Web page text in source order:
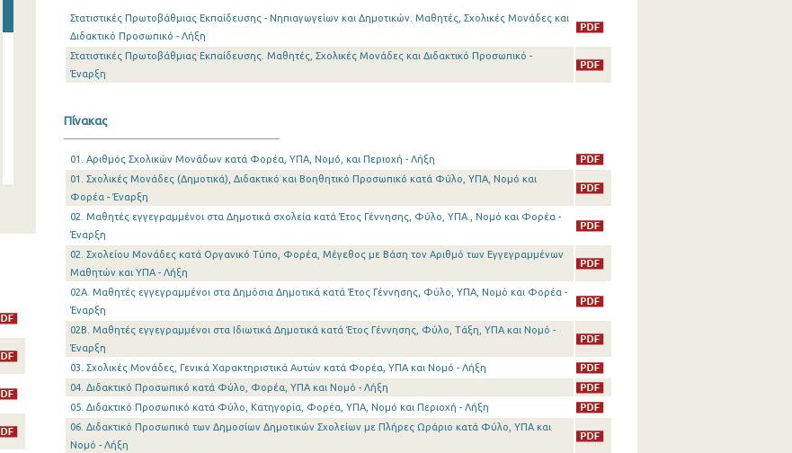
Στατιστικές Πρωτοβάθμιας Εκπαίδευσης - Νηπιαγωγείων και Δημοτικών. Μαθητές, Σχολικές Μονάδες και
Διδακτικό Προσωπικό - Λήξη
Στατιστικές Πρωτοβάθμιας Εκπαίδευσης. Μαθητές, Σχολικές Μονάδες και Διδακτικό Προσωπικό -
Έναρξη
Πίνακας
01. Αριθμός Σχολικών Μονάδων κατά Φορέα, ΥΠΑ, Νομό, και Περιοχή - Λήξη
01. Σχολικές Μονάδες (Δημοτικά), Διδακτικό και Βοηθητικό Προσωπικό κατά Φύλο, ΥΠΑ, Νομό και
Φορέα - Έναρξη
02. Μαθητές εγγεγραμμένοι στα Δημοτικά σχολεία κατά Έτος Γέννησης, Φύλο, ΥΠΑ., Νομό και Φορέα -
Έναρξη
02. Σχολείου Μονάδες κατά Οργανικό Τύπο, Φορέα, Μέγεθος με Βάση τον Αριθμό των Εγγεγραμμένων
Μαθητών και ΥΠΑ - Λήξη
02A. Μαθητές εγγεγραμμένοι στα Δημόσια Δημοτικά κατά Έτος Γέννησης, Φύλο, ΥΠΑ, Νομό και Φορέα -
Έναρξη
02B. Μαθητές εγγεγραμμένοι στα Ιδιωτικά Δημοτικά κατά Έτος Γέννησης, Φύλο, Τάξη, ΥΠΑ και Νομό -
Έναρξη
03. Σχολικές Μονάδες, Γενικά Χαρακτηριστικά Αυτών κατά Φορέα, ΥΠΑ και Νομό - Λήξη
04. Διδακτικό Προσωπικό κατά Φύλο, Φορέα, ΥΠΑ και Νομό - Λήξη
05. Διδακτικό Προσωπικό κατά Φύλο, Κατηγορία, Φορέα, ΥΠΑ, Νομό και Περιοχή - Λήξη
06. Διδακτικό Προσωπικό των Δημοσίων Δημοτικών Σχολείων με Πλήρες Ωράριο κατά Φύλο, ΥΠΑ και
Νομό - Λήξη